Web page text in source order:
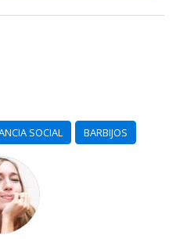
SOCIAL BARBIJOS